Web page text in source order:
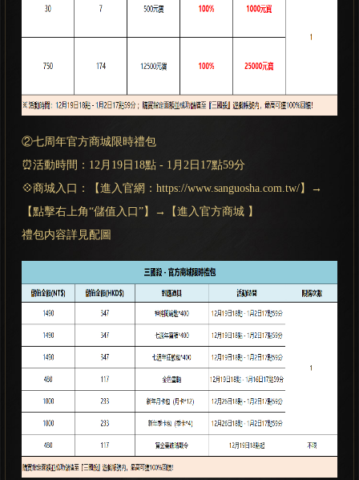
②七周年官方商城限時禮包
⏰活動時間：12月19日18點 - 1月2日17點59分
💠商城入口：【進入官網：https://www.sanguosha.com.tw/】→
【點擊右上角“儲值入口”】→【進入官方商城 】
禮包内容詳見配圖